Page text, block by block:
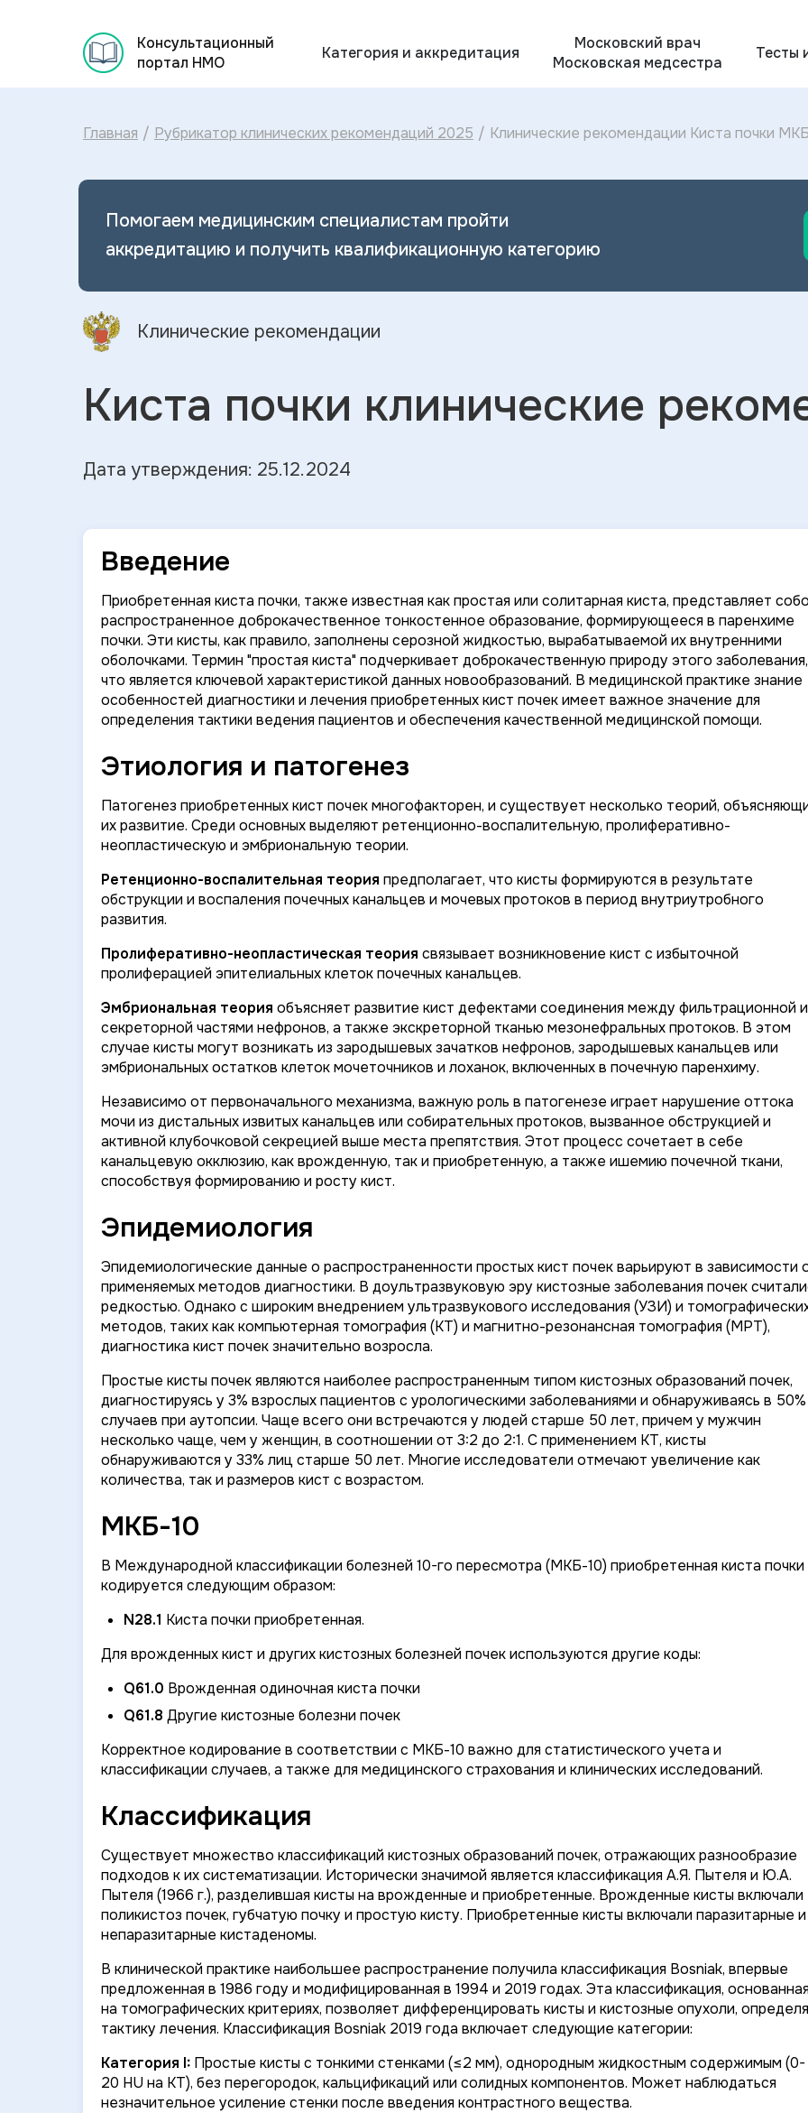
Консультационный
портал НМО
Категория и аккредитация
Московский врач
Московская медсестра
Тесты
Главная / Рубрикатор клинических рекомендаций 2025 / Клинические рекомендации Киста почки
Помогаем медицинским специалистам пройти
аккредитацию и получить квалификационную категорию
Клинические рекомендации
Киста почки клинические
Дата утверждения: 25.12.2024
Введение
Приобретенная киста почки, также известная как простая или солитарная киста, представляет
распространенное доброкачественное тонкостенное образование, формирующееся в паренхиме
почки. Эти кисты, как правило, заполнены серозной жидкостью, вырабатываемой их внутренними
оболочками. Термин "простая киста" подчеркивает доброкачественную природу этого заболевания,
что является ключевой характеристикой данных новообразований. В медицинской практике знание
особенностей диагностики и лечения приобретенных кист почек имеет важное значение для
определения тактики ведения пациентов и обеспечения качественной медицинской помощи.
Этиология и патогенез
Патогенез приобретенных кист почек многофакторен, и существует несколько теорий,
их развитие. Среди основных выделяют ретенционно-воспалительную, пролиферативно-
неопластическую и эмбриональную теории.
Ретенционно-воспалительная теория предполагает, что кисты формируются в результате
обструкции и воспаления почечных канальцев и мочевых протоков в период внутриутробного
развития.
Пролиферативно-неопластическая теория связывает возникновение кист с избыточной
пролиферацией эпителиальных клеток почечных канальцев.
Эмбриональная теория объясняет развитие кист дефектами соединения между фильтрационной и
секреторной частями нефронов, а также экскреторной тканью мезонефральных протоков. В этом
случае кисты могут возникать из зародышевых зачатков нефронов, зародышевых канальцев или
эмбриональных остатков клеток мочеточников и лоханок, включенных в почечную паренхиму.
Независимо от первоначального механизма, важную роль в патогенезе играет нарушение оттока
мочи из дистальных извитых канальцев или собирательных протоков, вызванное обструкцией и
активной клубочковой секрецией выше места препятствия. Этот процесс сочетает в себе
канальцевую окклюзию, как врожденную, так и приобретенную, а также ишемию почечной ткани,
способствуя формированию и росту кист.
Эпидемиология
Эпидемиологические данные о распространенности простых кист почек варьируют в зависимости
применяемых методов диагностики. В доультразвуковую эру кистозные заболевания почек
редкостью. Однако с широким внедрением ультразвукового исследования (УЗИ) и
методов, таких как компьютерная томография (КТ) и магнитно-резонансная томография (МРТ),
диагностика кист почек значительно возросла.
Простые кисты почек являются наиболее распространенным типом кистозных образований почек,
диагностируясь у 3% взрослых пациентов с урологическими заболеваниями и обнаруживаясь в 50%
случаев при аутопсии. Чаще всего они встречаются у людей старше 50 лет, причем у мужчин
несколько чаще, чем у женщин, в соотношении от 3:2 до 2:1. С применением КТ, кисты
обнаруживаются у 33% лиц старше 50 лет. Многие исследователи отмечают увеличение как
количества, так и размеров кист с возрастом.
МКБ-10
В Международной классификации болезней 10-го пересмотра (МКБ-10) приобретенная киста почки
кодируется следующим образом:
N28.1 Киста почки приобретенная.
Для врожденных кист и других кистозных болезней почек используются другие коды:
Q61.0 Врожденная одиночная киста почки
Q61.8 Другие кистозные болезни почек
Корректное кодирование в соответствии с МКБ-10 важно для статистического учета и
классификации случаев, а также для медицинского страхования и клинических исследований.
Классификация
Существует множество классификаций кистозных образований почек, отражающих разнообразие
подходов к их систематизации. Исторически значимой является классификация А.Я. Пытеля и Ю.А.
Пытеля (1966 г.), разделившая кисты на врожденные и приобретенные. Врожденные кисты включали
поликистоз почек, губчатую почку и простую кисту. Приобретенные кисты включали паразитарные и
непаразитарные кистаденомы.
В клинической практике наибольшее распространение получила классификация Bosniak, впервые
предложенная в 1986 году и модифицированная в 1994 и 2019 годах. Эта классификация,
на томографических критериях, позволяет дифференцировать кисты и кистозные опухоли,
тактику лечения. Классификация Bosniak 2019 года включает следующие категории:
Категория I: Простые кисты с тонкими стенками (≤2 мм), однородным жидкостным содержимым (0-
20 HU на КТ), без перегородок, кальцификаций или солидных компонентов. Может наблюдаться
незначительное усиление стенки после введения контрастного вещества.